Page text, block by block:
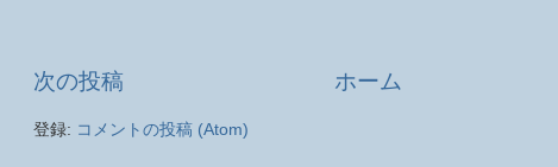
次の投稿 ホーム
登録: コメントの投稿 (Atom)